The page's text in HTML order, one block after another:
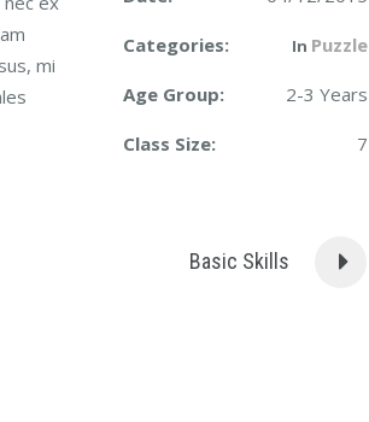
mi
Categories: In Puzzle
Age Group: 2-3 Years
Class Size: 7
Basic Skills